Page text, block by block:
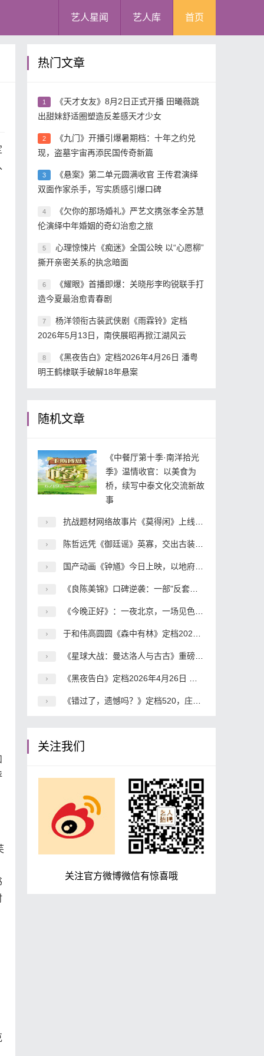
艺人星闻 艺人库 首页
热门文章
1
《天才女友》8月2日正式开播 田曦薇跳
出甜妹舒适圈塑造反差感天才少女
2
《九门》开播引爆暑期档：十年之约兑
现，盗墓宇宙再添民国传奇新篇
3
《悬案》第二单元圆满收官 王传君演绎
双面作家杀手，写实质感引爆口碑
4
《欠你的那场婚礼》严艺文携张孝全苏慧
伦演绎中年婚姻的奇幻治愈之旅
5
心理惊悚片《痴迷》全国公映 以“心愿柳”
撕开亲密关系的执念暗面
6
《耀眼》首播即爆：关晓彤李昀锐联手打
造今夏最治愈青春剧
7
杨洋领衔古装武侠剧《雨霖铃》定档
2026年5月13日，南侠展昭再掀江湖风云
8
《黑夜告白》定档2026年4月26日 潘粤
明王鹤棣联手破解18年悬案
随机文章
《中餐厅第十季·南洋拾光
季》温情收官：以美食为
桥，续写中泰文化交流新故
事
抗战题材网络故事片《莫得闲》上线 小人物抗战叙事开辟内容新赛道
陈哲远凭《御廷谣》英寡，交出古装角色的层次感答卷
国产动画《钟馗》今日上映，以地府冒险讲透人间少年心
《良陈美锦》口碑逆袭：一部"反套路"古偶凭演技杀出重围
《今晚正好》：一夜北京，一场见色起意到真心失守的都市冒险
于和伟高圆圆《森中有林》定档2026年五一档 东北小人物命运史诗震撼来袭
《星球大战：曼达洛人与古古》重磅定档2026年5月
《黑夜告白》定档2026年4月26日 潘粤明王鹤棣搭档破解18年电梯悬案
《错过了，遗憾吗？》定档520，庄达菲王安宇领衔演绎青春爱情喜剧
关注我们
关注官方微博微信有惊喜哦